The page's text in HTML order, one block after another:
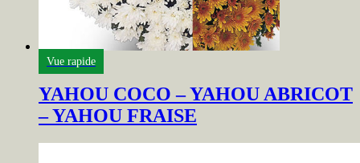
Vue rapide
YAHOU COCO – YAHOU ABRICOT
– YAHOU FRAISE